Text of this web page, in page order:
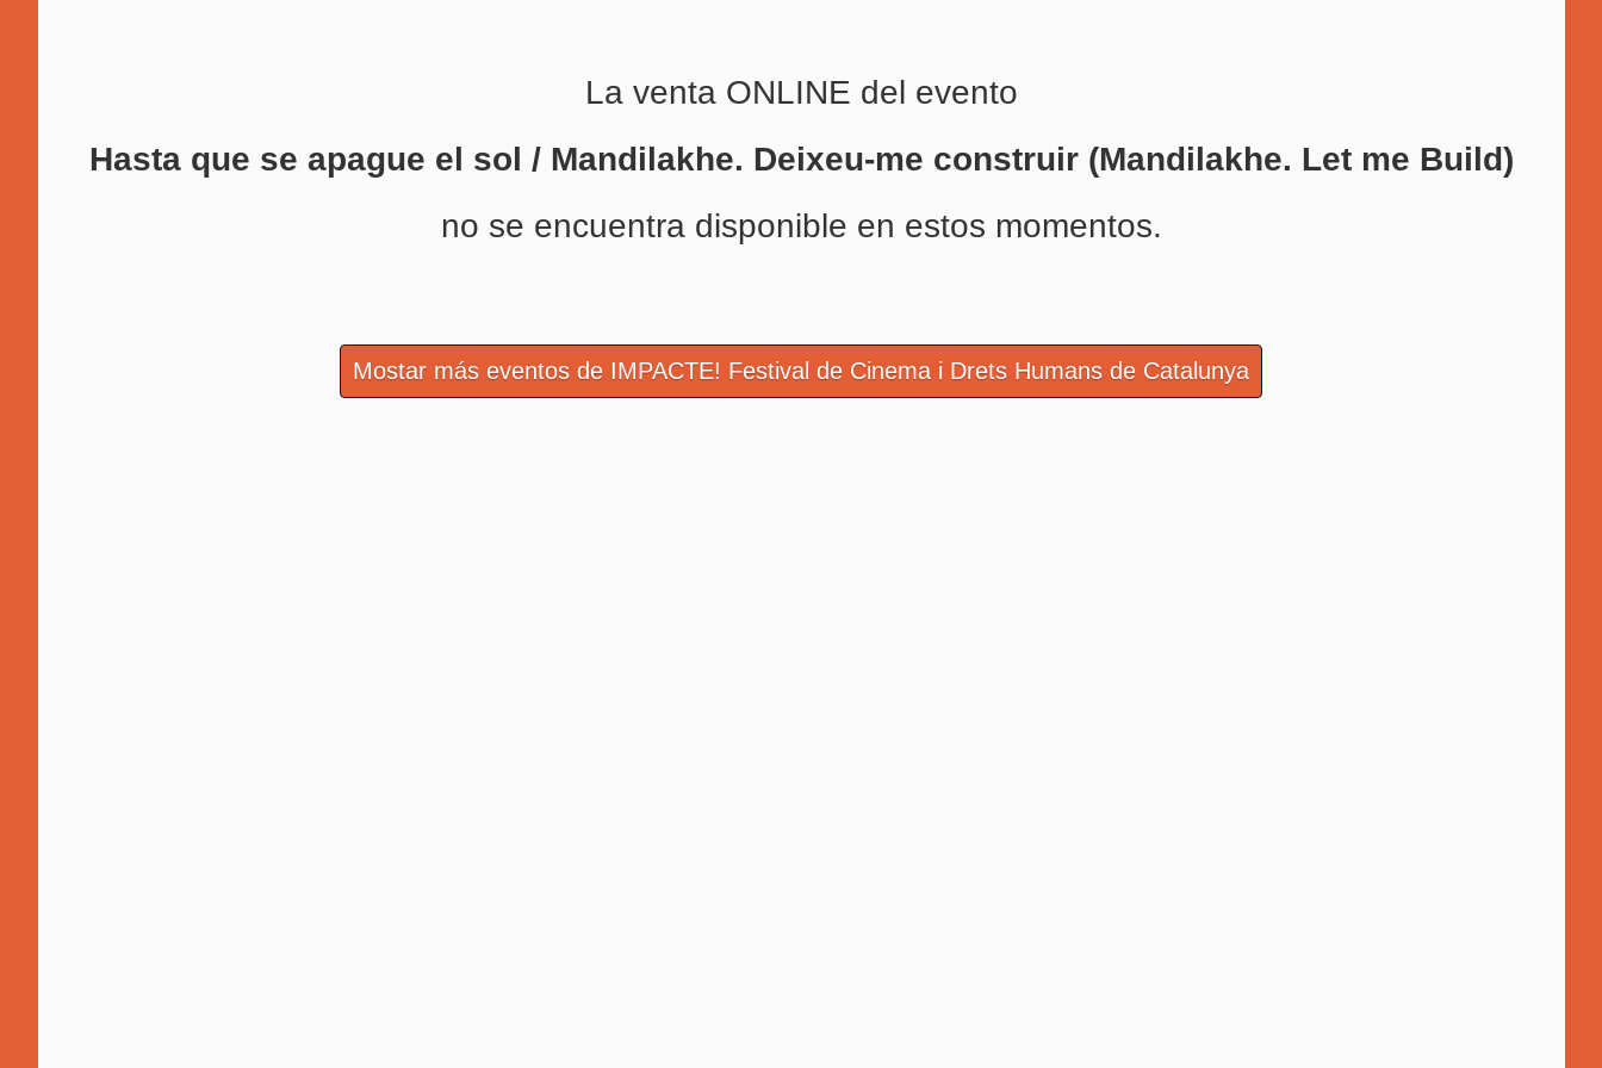
La venta ONLINE del evento
Hasta que se apague el sol / Mandilakhe. Deixeu-me construir (Mandilakhe. Let me Build)
no se encuentra disponible en estos momentos.
Mostar más eventos de IMPACTE! Festival de Cinema i Drets Humans de Catalunya